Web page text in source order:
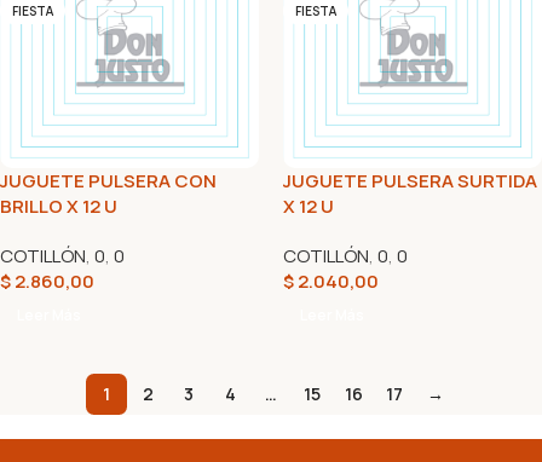
FIESTA
JUGUETE PULSERA CON
BRILLO X 12 U
COTILLÓN, 0, 0
$2.860,00
FIESTA
JUGUETE PULSERA SURTIDA
X 12 U
COTILLÓN, 0, 0
$2.040,00
1 2 3 4 … 15 16 17 →